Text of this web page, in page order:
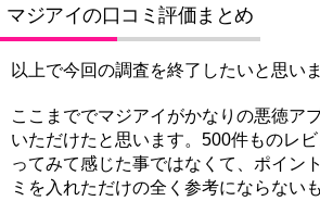
マジアイの口コミ評価まとめ
以上で今回の調査を終了したいと思いま
ここまででマジアイがかなりの悪徳ア
いただけたと思います。500件ものレ
ってみて感じた事ではなくて、ポイン
ミを入れただけの全く参考にならない